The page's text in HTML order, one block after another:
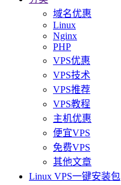
域名优惠
Linux
Nginx
PHP
VPS优惠
VPS技术
VPS推荐
VPS教程
主机优惠
便宜VPS
免费VPS
其他文章
Linux VPS一键安装包